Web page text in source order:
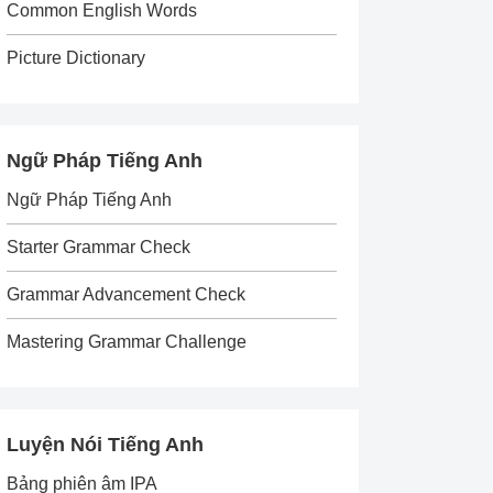
Common English Words
Picture Dictionary
Ngữ Pháp Tiếng Anh
Ngữ Pháp Tiếng Anh
Starter Grammar Check
Grammar Advancement Check
Mastering Grammar Challenge
Luyện Nói Tiếng Anh
Bảng phiên âm IPA